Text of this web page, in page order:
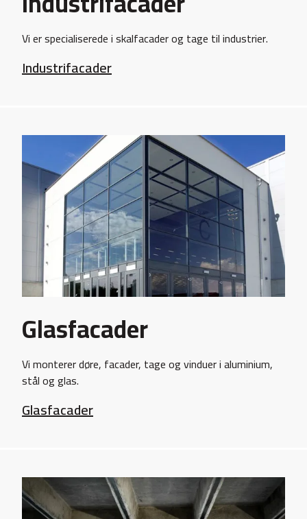
Vi er specialiserede i skalfacader og tage til industrier.
Industrifacader
Glasfacader
Vi monterer døre, facader, tage og vinduer i aluminium,
stål og glas.
Glasfacader